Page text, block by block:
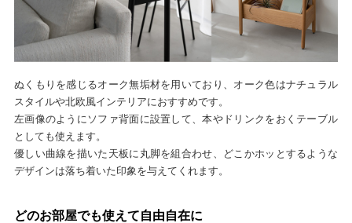
ぬくもりを感じるオーク無垢材を用いており、オーク色はナチュラル
スタイルや北欧風インテリアにおすすめです。
左画像のようにソファ背面に設置して、本やドリンクをおくテーブル
としても使えます。
優しい曲線を描いた天板に丸脚を組合わせ、どこかホッとするような
デザインは落ち着いた印象を与えてくれます。
どのお部屋でも使えて自由自在に